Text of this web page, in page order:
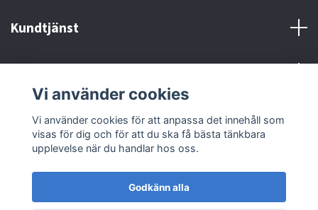
Kundtjänst
Sociala medier
Vi använder cookies
Vi använder cookies för att anpassa det innehåll som
visas för dig och för att du ska få bästa tänkbara
upplevelse när du handlar hos oss.
Godkänn alla